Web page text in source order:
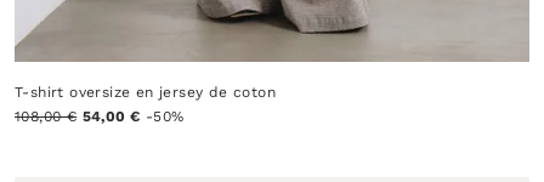
T-shirt oversize en jersey de coton
108,00 € 54,00 € -50%